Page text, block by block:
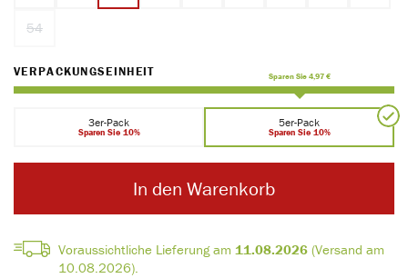
Voraussichtliche Lieferung am 11.08.2026(Versand am
10.08.2026).
54(Diese Option ist zurzeit nicht verfügbar.)
VERPACKUNGSEINHEITAUSWÄHLEN Sparen Sie 4,97 €
3er-Pack
Sparen Sie 10%
5er-Pack
Sparen Sie 10%
In den Warenkorb